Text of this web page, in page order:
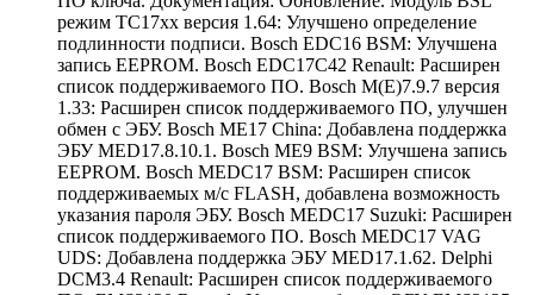
режим TC17xx версия 1.64: Улучшено определение
подлинности подписи. Bosch EDC16 BSM: Улучшена
запись EEPROM. Bosch EDC17C42 Renault: Расширен
список поддерживаемого ПО. Bosch M(E)7.9.7 версия
1.33: Расширен список поддерживаемого ПО, улучшен
обмен с ЭБУ. Bosch ME17 China: Добавлена поддержка
ЭБУ MED17.8.10.1. Bosch ME9 BSM: Улучшена запись
EEPROM. Bosch MEDC17 BSM: Расширен список
поддерживаемых м/с FLASH, добавлена возможность
указания пароля ЭБУ. Bosch MEDC17 Suzuki: Расширен
список поддерживаемого ПО. Bosch MEDC17 VAG
UDS: Добавлена поддержка ЭБУ MED17.1.62. Delphi
DCM3.4 Renault: Расширен список поддерживаемого